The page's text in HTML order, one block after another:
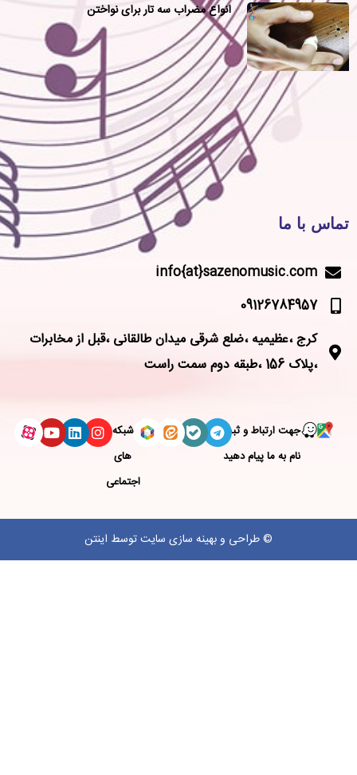
انواع مضراب سه تار برای نواختن
تماس با ما
info{at}sazenomusic.com
09126784957
کرج ،عظیمیه ،ضلع شرقی میدان طالقانی ،قبل از مخابرات
،پلاک 156 ،طبقه دوم سمت راست
جهت ارتباط و ثبت
نام به ما پیام دهید
شبکه
های
اجتماعی
©طراحی و بهینه سازی سایتتوسط اینتن